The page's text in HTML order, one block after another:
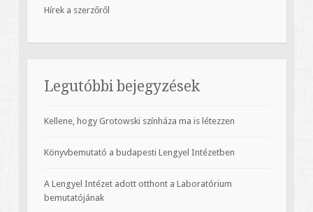
Hírek a szerzőről
Legutóbbi bejegyzések
Kellene, hogy Grotowski színháza ma is létezzen
Könyvbemutató a budapesti Lengyel Intézetben
A Lengyel Intézet adott otthont a Laboratórium
bemutatójának